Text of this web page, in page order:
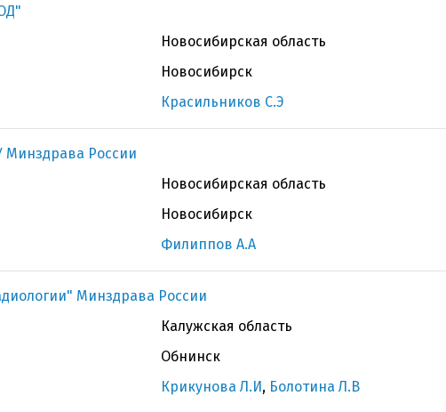
Новосибирская область
Новосибирск
Красильников С.Э
России
Новосибирская область
Новосибирск
Филиппов А.А
Минздрава России
Калужская область
Обнинск
Крикунова Л.И, Болотина Л.В